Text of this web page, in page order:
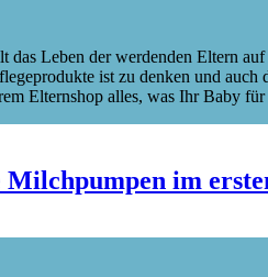
das Leben der werdenden Eltern
ist zu denken und
Elternshop alles, was Ihr Baby
im